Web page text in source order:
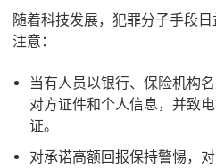
随着科技发展，犯罪分子手段
注意：
当有人员以银行、保险机构
对方证件和个人信息，并致
证。
对承诺高额回报保持警惕，